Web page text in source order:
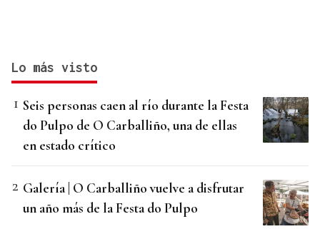
Lo más visto
Seis personas caen al río durante la Festa
do Pulpo de O Carballiño, una de ellas
en estado crítico
Galería | O Carballiño vuelve a disfrutar
un año más de la Festa do Pulpo